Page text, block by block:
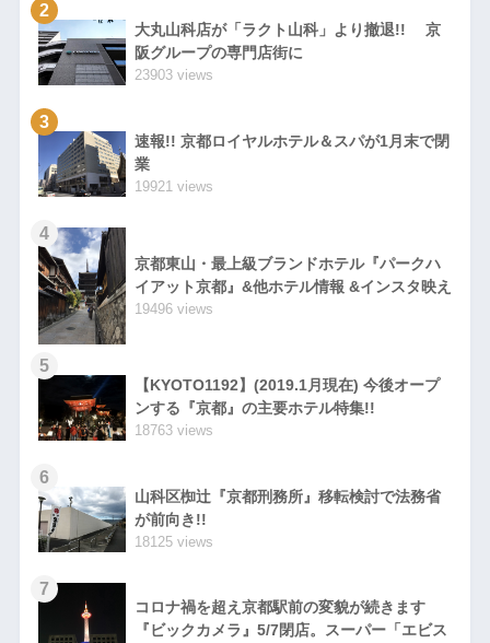
2
大丸山科店が「ラクト山科」より撤退!! 京
阪グループの専門店街に
23903 views
3
速報!! 京都ロイヤルホテル＆スパが1月末で閉
業
19921 views
4
京都東山・最上級ブランドホテル『パークハ
イアット京都』&他ホテル情報 &インスタ映え
19496 views
5
【KYOTO1192】(2019.1月現在) 今後オープ
ンする『京都』の主要ホテル特集!!
18763 views
6
山科区椥辻『京都刑務所』移転検討で法務省
が前向き!!
18125 views
7
コロナ禍を超え京都駅前の変貌が続きます
『ビックカメラ』5/7閉店。スーパー「エビス